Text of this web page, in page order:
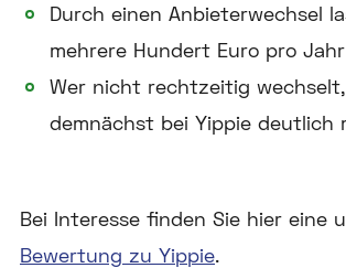
Durch einen Anbieterwechsel
mehrere Hundert Euro pro
Wer nicht rechtzeitig
demnächst bei Yippie deutlich
Bei Interesse finden Sie hier eine
Bewertung zu Yippie.